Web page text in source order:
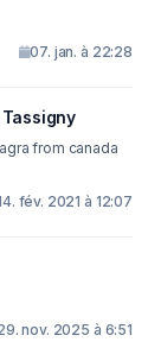
07. jan. à 22:28
fév. 2021 à 12:07
nov. 2025 à 6:51